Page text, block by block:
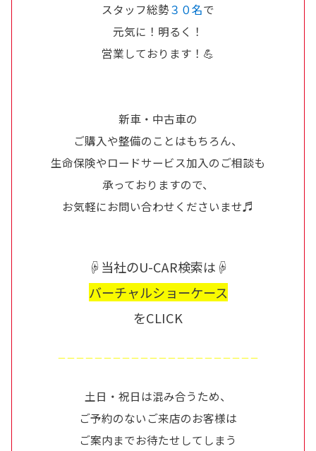
スタッフ総勢３０名で
元気に！明るく！
営業しております！💪
新車・中古車の
ご購入や整備のことはもちろん、
生命保険やロードサービス加入のご相談も
承っておりますので、
お気軽にお問い合わせくださいませ♬
☟当社のU-CAR検索は☟
バーチャルショーケース
をCLICK
－－－－－－－－－－－－－－－－－－－－－－
土日・祝日は混み合うため、
ご予約のないご来店のお客様は
ご案内までお待たせしてしまう